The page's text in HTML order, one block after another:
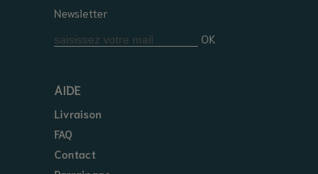
Newsletter
OK
AIDE
Livraison
FAQ
Contact